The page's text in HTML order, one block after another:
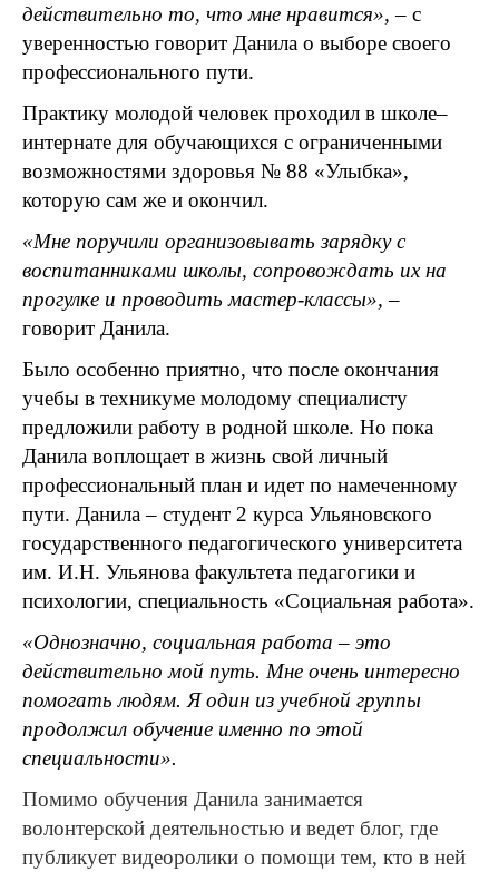
действительно то, что мне нравится», – с
уверенностью говорит Данила о выборе своего
профессионального пути.
Практику молодой человек проходил в школе–
интернате для обучающихся с ограниченными
возможностями здоровья № 88 «Улыбка»,
которую сам же и окончил.
«Мне поручили организовывать зарядку с
воспитанниками школы, сопровождать их на
прогулке и проводить мастер-классы», –
говорит Данила.
Было особенно приятно, что после окончания
учебы в техникуме молодому специалисту
предложили работу в родной школе. Но пока
Данила воплощает в жизнь свой личный
профессиональный план и идет по намеченному
пути. Данила ­– студент 2 курса Ульяновского
государственного педагогического университета
им. И.Н. Ульянова факультета педагогики и
психологии, специальность «Социальная работа».
«Однозначно, социальная работа – ­это
действительно мой путь. Мне очень интересно
помогать людям. Я один из учебной группы
продолжил обучение именно по этой
специальности».
Помимо обучения Данила занимается
волонтерской деятельностью и ведет блог, где
публикует видеоролики о помощи тем, кто в ней